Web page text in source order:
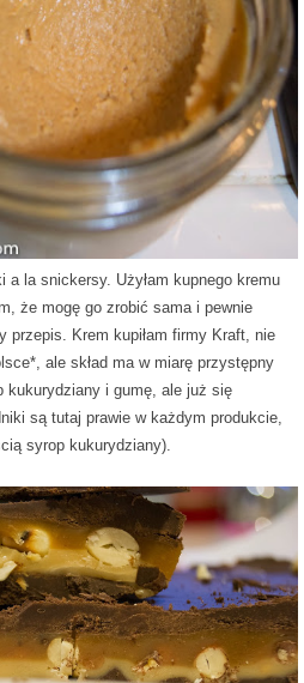
a la snickersy. Użyłam kupnego kremu
że mogę go zrobić sama i pewnie
przepis. Krem kupiłam firmy Kraft, nie
ale skład ma w miarę przystępny
kukurydziany i gumę, ale już się
są tutaj prawie w każdym produkcie,
syrop kukurydziany).